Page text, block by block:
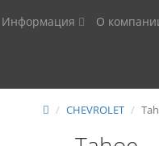
Информация О
CHEVROLET